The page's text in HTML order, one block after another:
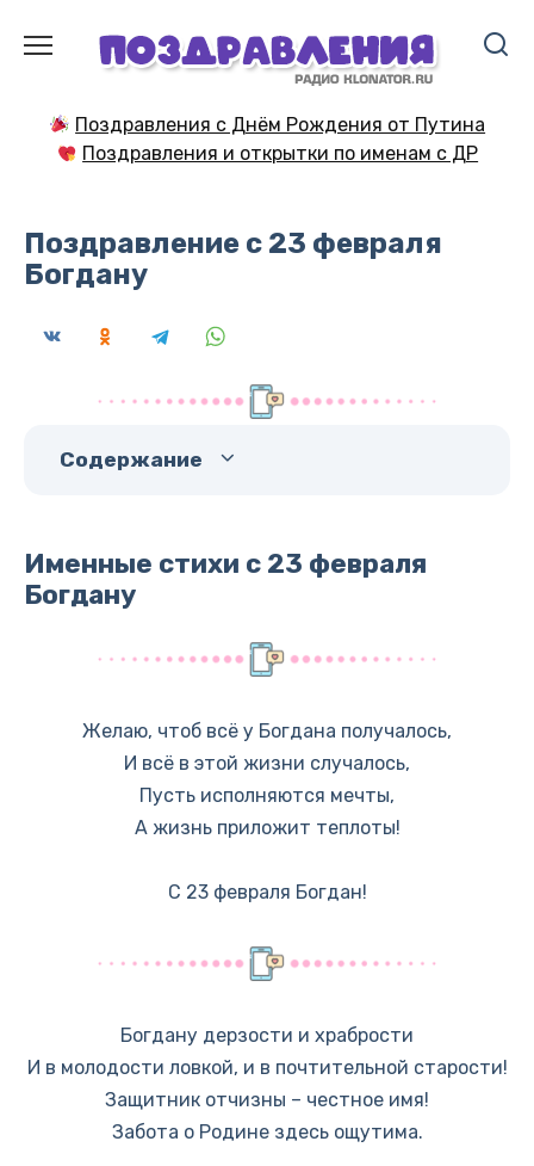
содержанию
Поздравления с Днём Рождения от Путина
Поздравления и открытки по именам с ДР
Поздравление с 23 февраля
Богдану
Содержание
Именные стихи с 23 февраля
Богдану
Желаю, чтоб всё у Богдана получалось,
И всё в этой жизни случалось,
Пусть исполняются мечты,
А жизнь приложит теплоты!
С 23 февраля Богдан!
Богдану дерзости и храбрости
И в молодости ловкой, и в почтительной старости!
Защитник отчизны – честное имя!
Забота о Родине здесь ощутима.